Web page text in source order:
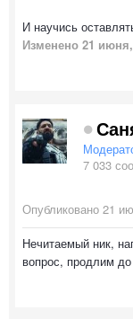
И научись
Изменено 21
7 033
Опубликовано 21
Нечитаемый ник,
вопрос, продлим